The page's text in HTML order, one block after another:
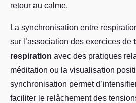
retour au calme.
La synchronisation entre
sur l’association des exercices de
respiration avec des pratiques
méditation ou la visualisation
synchronisation permet
faciliter le relâchement des